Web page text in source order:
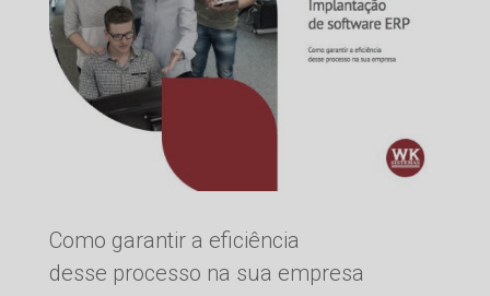
Como garantir a eficiência
desse processo na sua empresa